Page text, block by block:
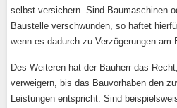
selbst versichern. Sind Baumaschinen
Baustelle verschwunden, so haftet
wenn es dadurch zu Verzögerungen am
Des Weiteren hat der Bauherr das
verweigern, bis das Bauvorhaben den
Leistungen entspricht. Sind